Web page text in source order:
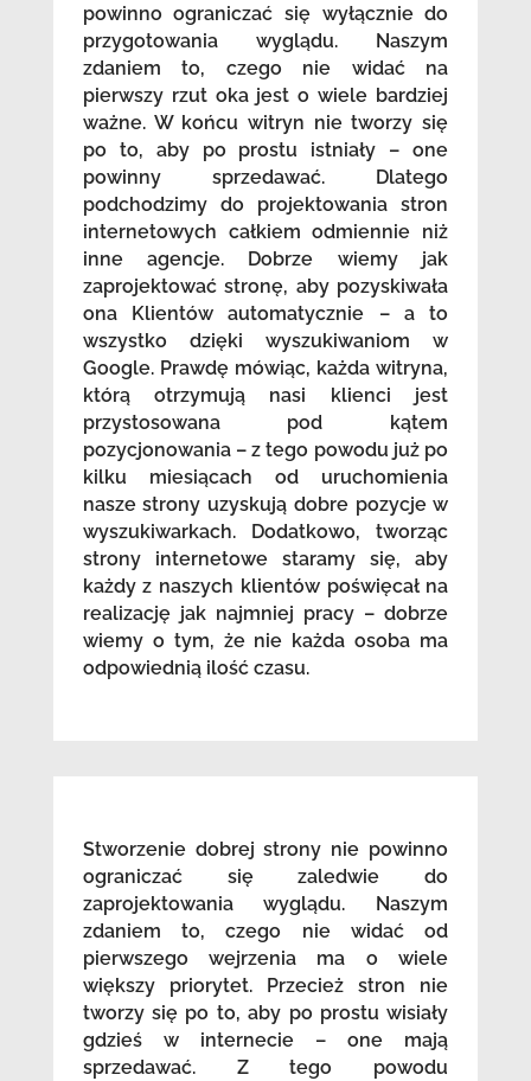
powinno ograniczać się wyłącznie do
przygotowania wyglądu. Naszym
zdaniem to, czego nie widać na
pierwszy rzut oka jest o wiele bardziej
ważne. W końcu witryn nie tworzy się
po to, aby po prostu istniały – one
powinny sprzedawać. Dlatego
podchodzimy do projektowania stron
internetowych całkiem odmiennie niż
inne agencje. Dobrze wiemy jak
zaprojektować stronę, aby pozyskiwała
ona Klientów automatycznie – a to
wszystko dzięki wyszukiwaniom w
Google. Prawdę mówiąc, każda witryna,
którą otrzymują nasi klienci jest
przystosowana pod kątem
pozycjonowania – z tego powodu już po
kilku miesiącach od uruchomienia
nasze strony uzyskują dobre pozycje w
wyszukiwarkach. Dodatkowo, tworząc
strony internetowe staramy się, aby
każdy z naszych klientów poświęcał na
realizację jak najmniej pracy – dobrze
wiemy o tym, że nie każda osoba ma
odpowiednią ilość czasu.
Stworzenie dobrej strony nie powinno
ograniczać się zaledwie do
zaprojektowania wyglądu. Naszym
zdaniem to, czego nie widać od
pierwszego wejrzenia ma o wiele
większy priorytet. Przecież stron nie
tworzy się po to, aby po prostu wisiały
gdzieś w internecie – one mają
sprzedawać. Z tego powodu